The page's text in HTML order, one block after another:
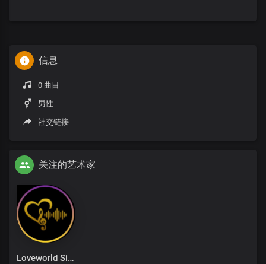
信息
0 曲目
男性
社交链接
关注的艺术家
Loveworld Singers